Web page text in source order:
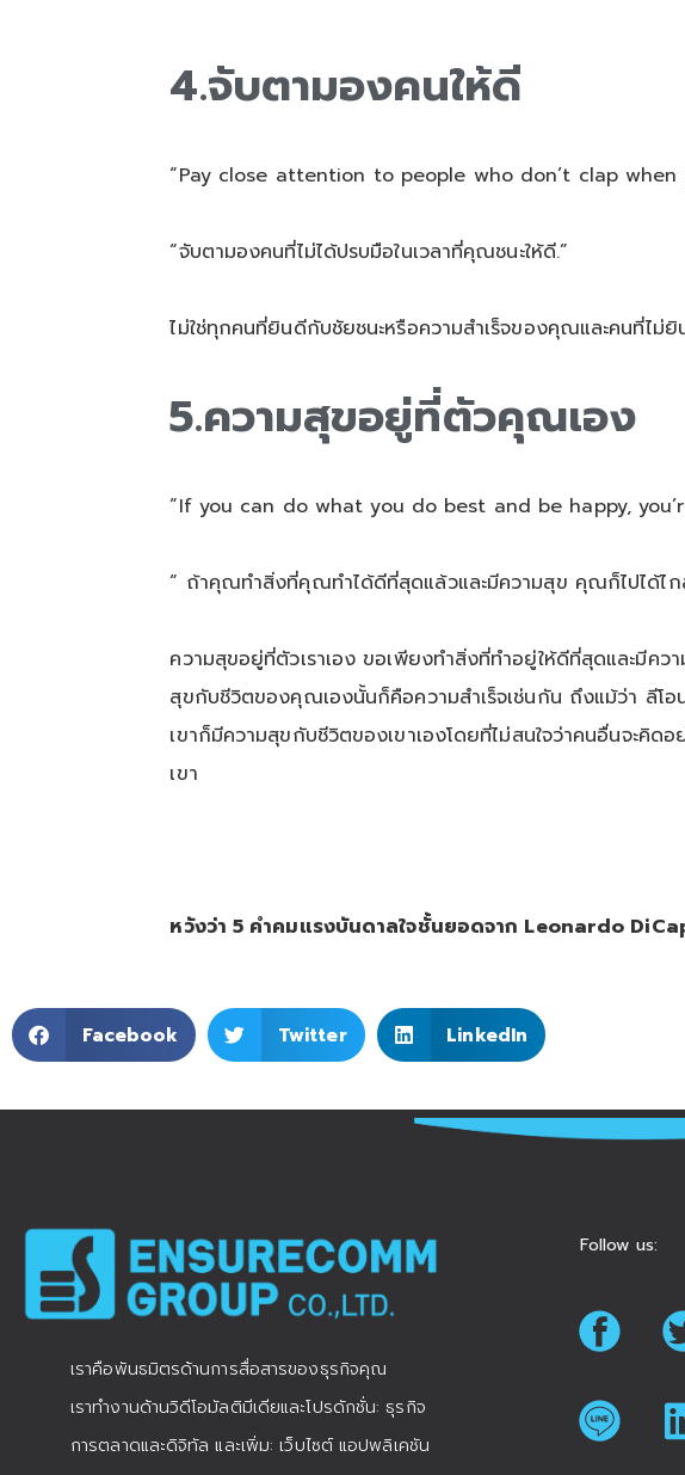
4.จับตามองคนให้ดี
“Pay close attention to people who don’t clap when
“จับตามองคนที่ไม่ได้ปรบมือในเวลาที่คุณชนะให้ดี.”
ไม่ใช่ทุกคนที่ยินดีกับชัยชนะหรือความสำเร็จของคุณและคนที่ไม่
5.ความสุขอยู่ที่ตัวคุณเอง
“If you can do what you do best and be happy,
“ ถ้าคุณทำสิ่งที่คุณทำได้ดีที่สุดแล้วและมีความสุข คุณก็ไปได้ไก
ความสุขอยู่ที่ตัวเราเอง ขอเพียงทำสิ่งที่ทำอยู่ให้ดีที่สุดและมีค
สุขกับชีวิตของคุณเองนั้นก็คือความสำเร็จเช่นกัน ถึงแม้ว่า ลีโอ
เขาก็มีความสุขกับชีวิตของเขาเองโดยที่ไม่สนใจว่าคนอื่นจะคิด
เขา
หวังว่า 5 คำคมแรงบันดาลใจชั้นยอดจาก Leonardo
Facebook Twitter LinkedIn
เราคือพันธมิตรด้านการสื่อสารของธุรกิจคุณ
เราทำงานด้านวิดีโอมัลติมีเดียและโปรดักชั่น: ธุรกิจ
การตลาดและดิจิทัล และเพิ่ม: เว็บไซต์ แอปพลิเคชัน
Follow us: